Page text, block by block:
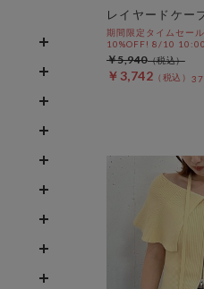
レイヤードケー
期間限定タイムセー
10%OFF! 8/10
￥3,742
￥5,940